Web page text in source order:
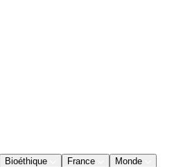
Bioéthique France
Monde